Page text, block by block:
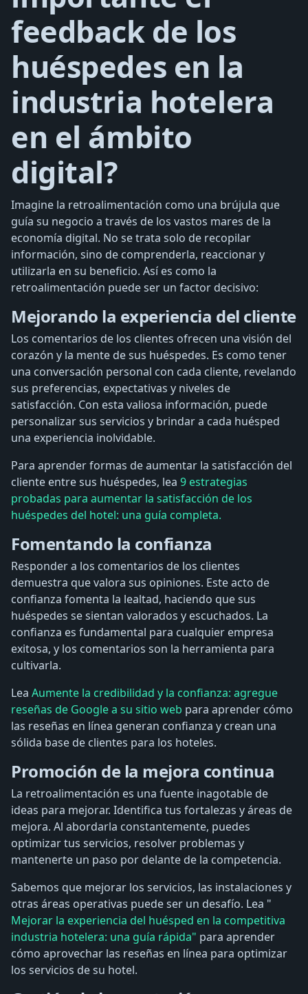
feedback de los
huéspedes en la
industria hotelera
en el ámbito
digital?
Imagine la retroalimentación como una brújula que
guía su negocio a través de los vastos mares de la
economía digital. No se trata solo de recopilar
información, sino de comprenderla, reaccionar y
utilizarla en su beneficio. Así es como la
retroalimentación puede ser un factor decisivo:
Mejorando la experiencia del cliente
Los comentarios de los clientes ofrecen una visión del
corazón y la mente de sus huéspedes. Es como tener
una conversación personal con cada cliente, revelando
sus preferencias, expectativas y niveles de
satisfacción. Con esta valiosa información, puede
personalizar sus servicios y brindar a cada huésped
una experiencia inolvidable.
Para aprender formas de aumentar la satisfacción del
cliente entre sus huéspedes, lea 9 estrategias
probadas para aumentar la satisfacción de los
huéspedes del hotel: una guía completa.
Fomentando la confianza
Responder a los comentarios de los clientes
demuestra que valora sus opiniones. Este acto de
confianza fomenta la lealtad, haciendo que sus
huéspedes se sientan valorados y escuchados. La
confianza es fundamental para cualquier empresa
exitosa, y los comentarios son la herramienta para
cultivarla.
Lea Aumente la credibilidad y la confianza: agregue
reseñas de Google a su sitio web para aprender cómo
las reseñas en línea generan confianza y crean una
sólida base de clientes para los hoteles.
Promoción de la mejora continua
La retroalimentación es una fuente inagotable de
ideas para mejorar. Identifica tus fortalezas y áreas de
mejora. Al abordarla constantemente, puedes
optimizar tus servicios, resolver problemas y
mantenerte un paso por delante de la competencia.
Sabemos que mejorar los servicios, las instalaciones y
otras áreas operativas puede ser un desafío. Lea "
Mejorar la experiencia del huésped en la competitiva
industria hotelera: una guía rápida" para aprender
cómo aprovechar las reseñas en línea para optimizar
los servicios de su hotel.